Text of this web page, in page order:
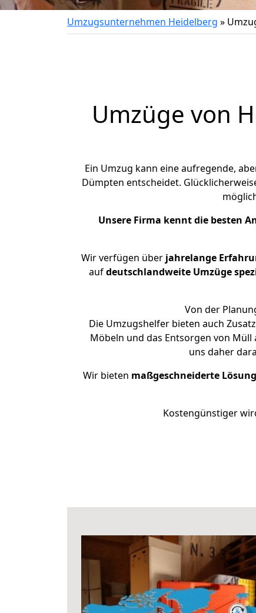
Umzugsunternehmen Heidelberg »
Umzüge von
Ein Umzug kann eine aufregende,
Dümpten entscheidet.
Unsere Firma kennt die besten
Wir verfügen über jahrelange
aufdeutschlandweite Umzüge
Von der
Die Umzugshelfer bieten auch
Möbeln und das Entsorgen von
uns daher
Wir bieten maßgeschneiderte
Kostengünstiger